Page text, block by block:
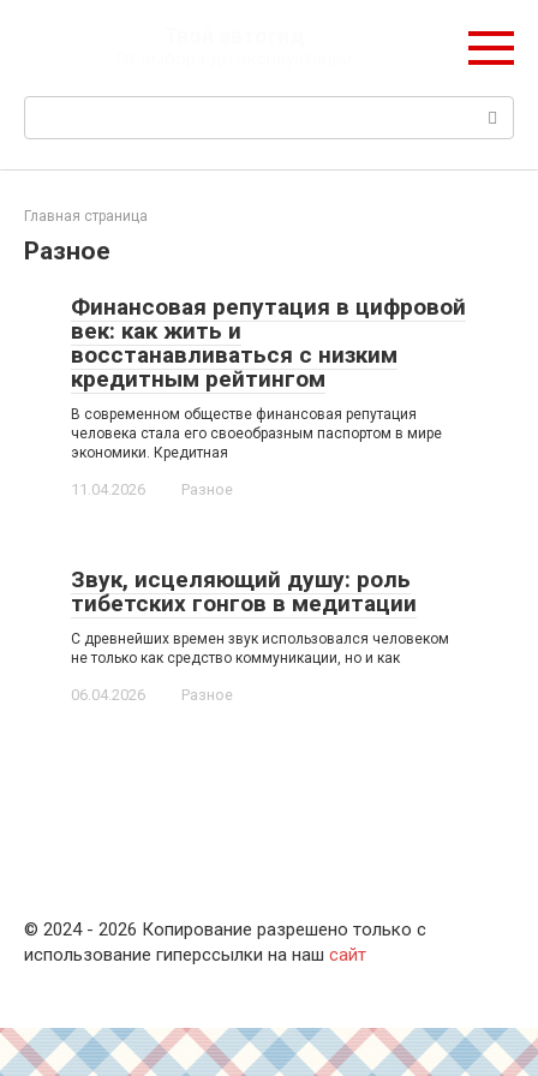
Поиск:
Главная страница
Разное
Финансовая репутация в цифровой
век: как жить и
восстанавливаться с низким
кредитным рейтингом
В современном обществе финансовая репутация
человека стала его своеобразным паспортом в мире
экономики. Кредитная
11.04.2026 Разное
Звук, исцеляющий душу: роль
тибетских гонгов в медитации
С древнейших времен звук использовался человеком
не только как средство коммуникации, но и как
06.04.2026 Разное
© 2024 - 2026 Копирование разрешено только с
использование гиперссылки на наш сайт